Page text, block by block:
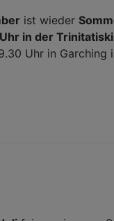
ist wieder
Uhr in der
Uhr in Garching